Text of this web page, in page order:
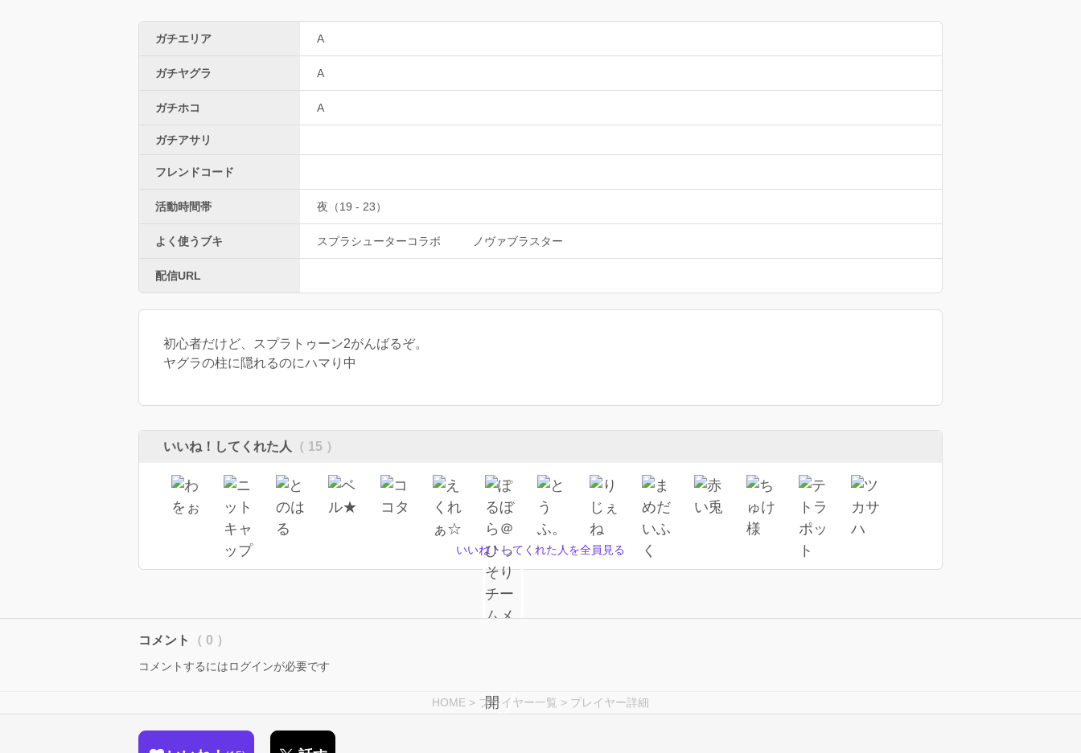
ガチエリア A
ガチヤグラ A
ガチホコ A
ガチアサリ
フレンドコード
活動時間帯 夜（19 - 23）
よく使うブキ スプラシューターコラボ ノヴァブラスター
配信URL
初心者だけど、スプラトゥーン2がんばるぞ。
ヤグラの柱に隠れるのにハマり中
いいね！してくれた人 （ 15 ）
いいね！してくれた人を全員見る
コメント （ 0 ）
コメントするにはログインが必要です
HOME > プレイヤー一覧 > プレイヤー詳細